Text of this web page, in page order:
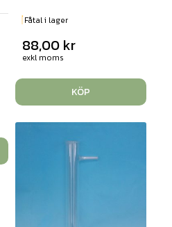
Fåtal i lager
88,00 kr
exkl moms
KÖP